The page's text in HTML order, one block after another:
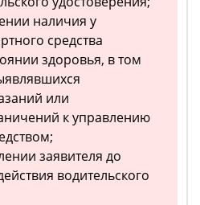
наличия у
средства
здоровья, в том
или
к управлению
заявителя до
водительского